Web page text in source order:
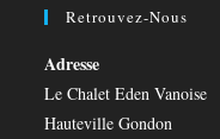
Retrouvez-Nous
Adresse
Le Chalet Eden Vanoise
Hauteville Gondon